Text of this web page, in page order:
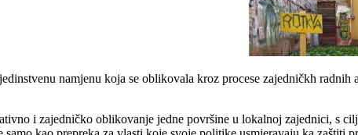
namjenu koja se oblikovala kroz procese zajedničkh
i zajedničko oblikovanje jedne površine u lokalnoj zajednici, s